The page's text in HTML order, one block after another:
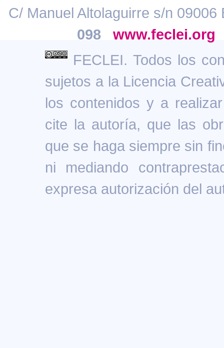
C/ Manuel Altolaguirre s/n
098
www.feclei.org
FECLEI. Todos los
sujetos a la Licencia
los contenidos y a
cite la autoría, que las
que se haga siempre sin
ni mediando
expresa autorización del